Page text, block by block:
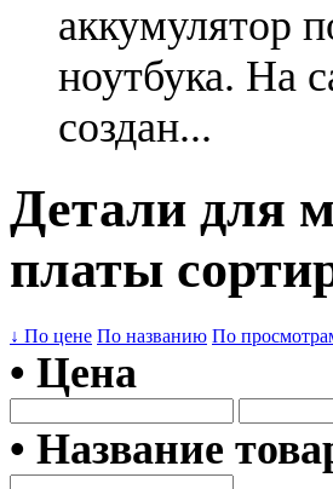
аккумулятор
ноутбука. На
создан...
Детали для
платы
↓ По цене По названию По
• Цена
• Название